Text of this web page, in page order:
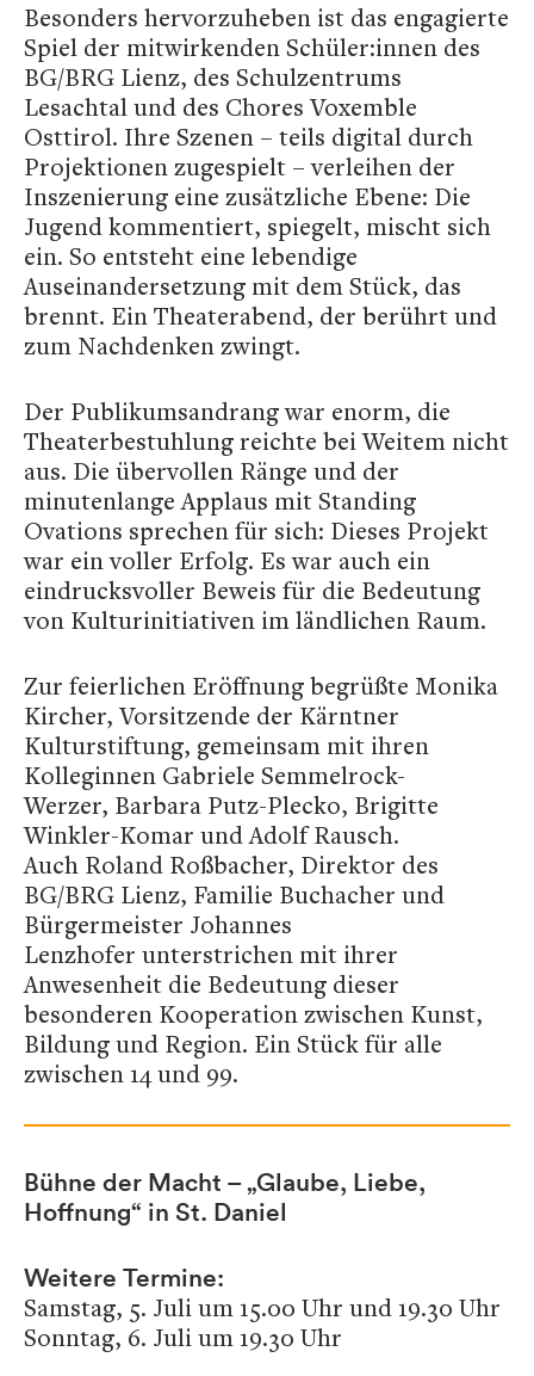
Besonders hervorzuheben ist das engagierte
Spiel der mitwirkenden Schüler:innen des
BG/BRG Lienz, des Schulzentrums
Lesachtal und des Chores Voxemble
Osttirol. Ihre Szenen – teils digital durch
Projektionen zugespielt – verleihen der
Inszenierung eine zusätzliche Ebene: Die
Jugend kommentiert, spiegelt, mischt sich
ein. So entsteht eine lebendige
Auseinandersetzung mit dem Stück, das
brennt. Ein Theaterabend, der berührt und
zum Nachdenken zwingt.
Der Publikumsandrang war enorm, die
Theaterbestuhlung reichte bei Weitem nicht
aus. Die übervollen Ränge und der
minutenlange Applaus mit Standing
Ovations sprechen für sich: Dieses Projekt
war ein voller Erfolg. Es war auch ein
eindrucksvoller Beweis für die Bedeutung
von Kulturinitiativen im ländlichen Raum.
Zur feierlichen Eröffnung begrüßte Monika
Kircher, Vorsitzende der Kärntner
Kulturstiftung, gemeinsam mit ihren
Kolleginnen Gabriele Semmelrock-
Werzer, Barbara Putz-Plecko, Brigitte
Winkler-Komar und Adolf Rausch.
Auch Roland Roßbacher, Direktor des
BG/BRG Lienz, Familie Buchacher und
Bürgermeister Johannes
Lenzhofer unterstrichen mit ihrer
Anwesenheit die Bedeutung dieser
besonderen Kooperation zwischen Kunst,
Bildung und Region. Ein Stück für alle
zwischen 14 und 99.
Bühne der Macht – „Glaube, Liebe,
Hoffnung“ in St. Daniel
Weitere Termine:
Samstag, 5. Juli um 15.00 Uhr und 19.30 Uhr
Sonntag, 6. Juli um 19.30 Uhr